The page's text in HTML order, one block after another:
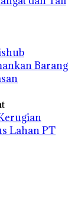
Barang
Lahan PT